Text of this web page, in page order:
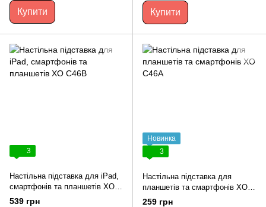
Купити Купити
3
Настільна підставка для iPad,
смартфонів та планшетів XO
C46B
539 грн
Новинка
3
Настільна підставка для
планшетів та смартфонів XO
С46A
259 грн